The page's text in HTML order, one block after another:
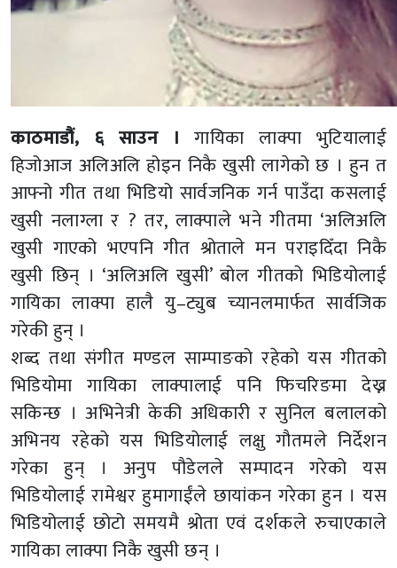
काठमाडौं, ६ साउन । गायिका लाक्पा भुटियालाई
हिजोआज अलिअलि होइन निकै खुसी लागेको छ । हुन त
आफ्नो गीत तथा भिडियो सार्वजनिक गर्न पाउँदा कसलाई
खुसी नलाग्ला र ? तर, लाक्पाले भने गीतमा ‘अलिअलि
खुसी गाएको भएपनि गीत श्रोताले मन पराइदिँदा निकै
खुसी छिन् । ‘अलिअलि खुसी’ बोल गीतको भिडियोलाई
गायिका लाक्पा हालै यु–ट्युब च्यानलमार्फत सार्वजिक
गरेकी हुन् ।
शब्द तथा संगीत मण्डल साम्पाङको रहेको यस गीतको
भिडियोमा गायिका लाक्पालाई पनि फिचरिङमा देख्न
सकिन्छ । अभिनेत्री केकी अधिकारी र सुनिल बलालको
अभिनय रहेको यस भिडियोलाई लक्षु गौतमले निर्देशन
गरेका हुन् । अनुप पौडेलले सम्पादन गरेको यस
भिडियोलाई रामेश्वर हुमागाईंले छायांकन गरेका हुन । यस
भिडियोलाई छोटो समयमै श्रोता एवं दर्शकले रुचाएकाले
गायिका लाक्पा निकै खुसी छन् ।